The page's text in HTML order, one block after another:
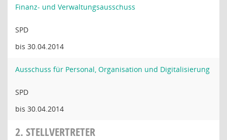
Finanz- und Verwaltungsausschuss
SPD
bis 30.04.2014
Ausschuss für Personal, Organisation und Digitalisierung
SPD
bis 30.04.2014
2. STELLVERTRETER